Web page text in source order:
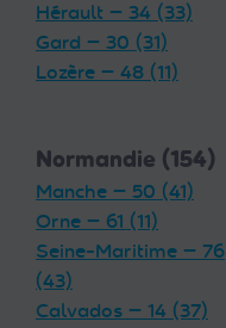
Hérault — 34 (33)
Gard — 30 (31)
Lozère — 48 (11)
Normandie (154)
Manche — 50 (41)
Orne — 61 (11)
Seine-Maritime — 76
(43)
Calvados — 14 (37)